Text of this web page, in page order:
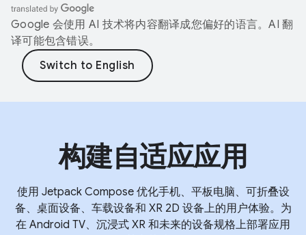
Google 会使用 AI 技术将内容翻译成您偏好的语言。AI 翻
译可能包含错误。
构建自适应应用
使用 Jetpack Compose 优化手机、平板电脑、可折叠设
备、桌面设备、车载设备和 XR 2D 设备上的用户体验。为
在 Android TV、沉浸式 XR 和未来的设备规格上部署应用